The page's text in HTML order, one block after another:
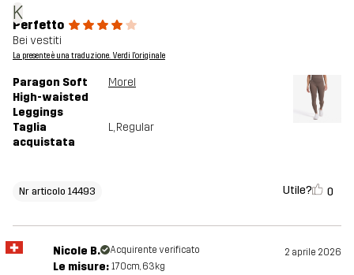
K
Perfetto
Bei vestiti
La presente è una traduzione. Verdi l'originale
Paragon Soft
High-waisted
Leggings
Morel
Taglia
acquistata
L, Regular
Nr articolo 14493 Utile? 0
Nicole B. Acquirente verificato 2 aprile 2026
Le misure: 170cm, 63kg